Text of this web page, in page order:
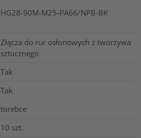
HG28-90M-M25-PA66/NPB-BK
Złącza do rur osłonowych z tworzywa
sztucznego
Tak
Tak
torebce
10 szt.